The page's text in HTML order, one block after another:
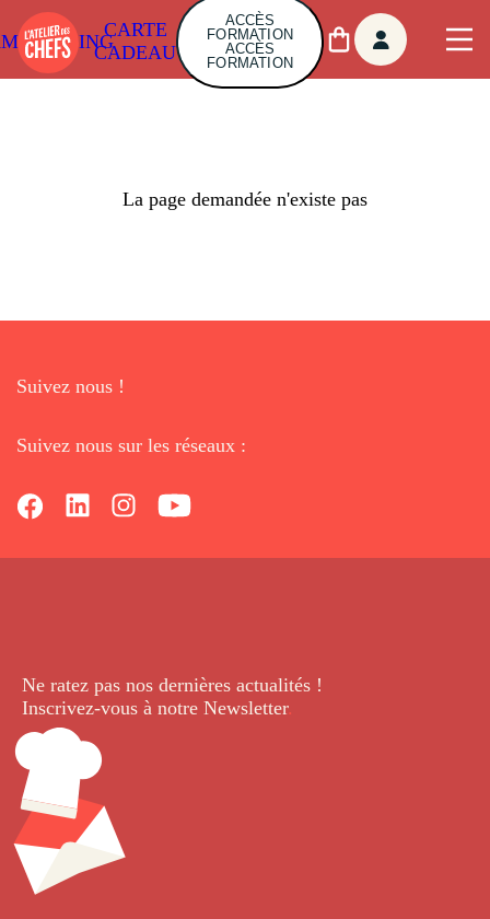
CARTE
CADEAU
ACCÈS
FORMATION
ACCÈS
FORMATION
La page demandée n'existe pas
Suivez nous !
Suivez nous sur les réseaux :
Ne ratez pas nos dernières actualités !
Inscrivez-vous à notre Newsletter.